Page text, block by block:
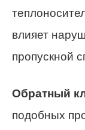
влияет
пропускной
Обратный
подобных